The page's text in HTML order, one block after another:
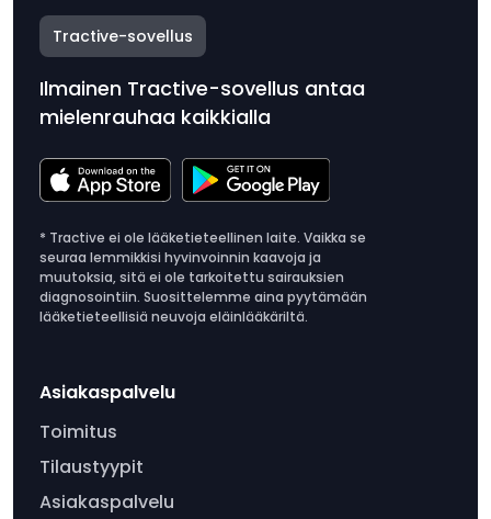
Tractive-sovellus
Ilmainen Tractive-sovellus antaa
mielenrauhaa kaikkialla
* Tractive ei ole lääketieteellinen laite. Vaikka se
seuraa lemmikkisi hyvinvoinnin kaavoja ja
muutoksia, sitä ei ole tarkoitettu sairauksien
diagnosointiin. Suosittelemme aina pyytämään
lääketieteellisiä neuvoja eläinlääkäriltä.
Asiakaspalvelu
Toimitus
Tilaustyypit
Asiakaspalvelu